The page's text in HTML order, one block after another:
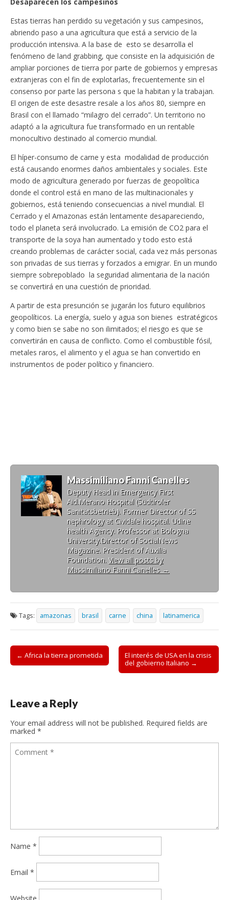
Estas tierras han perdido su vegetación y sus campesinos,
abriendo paso a una agricultura que está a servicio de la
producción intensiva. A la base de esto se desarrolla el
fenómeno de land grabbing, que consiste en la adquisición de
ampliar porciones de tierra por parte de gobiernos y empresas
extranjeras con el fin de explotarlas, frecuentemente sin el
consenso por parte las persona s que la habitan y la trabajan.
El origen de este desastre resale a los años 80, siempre en
Brasil con el llamado “milagro del cerrado”. Un territorio no
adaptó a la agricultura fue transformado en un rentable
monocultivo destinado al comercio mundial.
El híper-consumo de carne y esta modalidad de producción
está causando enormes daños ambientales y sociales. Este
modo de agricultura generado por fuerzas de geopolítica
donde el control está en mano de las multinacionales y
gobiernos, está teniendo consecuencias a nivel mundial. El
Cerrado y el Amazonas están lentamente desapareciendo,
todo el planeta será involucrado. La emisión de CO2 para el
transporte de la soya han aumentado y todo esto está
creando problemas de carácter social, cada vez más personas
son privadas de sus tierras y forzados a emigrar. En un mundo
siempre sobrepoblado la seguridad alimentaria de la nación
se convertirá en una cuestión de prioridad.
A partir de esta presunción se jugarán los futuro equilibrios
geopolíticos. La energía, suelo y agua son bienes estratégicos
y como bien se sabe no son ilimitados; el riesgo es que se
convertirán en causa de conflicto. Como el combustible fósil,
metales raros, el alimento y el agua se han convertido en
instrumentos de poder político y financiero.
Massimiliano Fanni Canelles
Deputy Head in Emergency First
Aid.Merano Hospital (Südtiroler
Sanitätsbetrieb). Former Director of SS
nephrology at Cividale hospital. Udine
health Agency. Professor at Bologna
University.Director of SocialNews
Magazine. President of Auxilia
Foundation. View all posts by
Massimiliano Fanni Canelles →
Tags: amazonas brasil carne china latinamerica
Post
navigation
← Africa la tierra prometida
El interés de USA en la crisis
del gobierno Italiano →
Leave a Reply
Your email address will not be published. Required fields are
marked *
Name *
Email *
Website